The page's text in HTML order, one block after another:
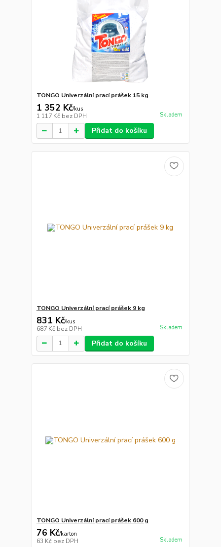
TONGO Univerzální prací prášek 15 kg
1 352 Kč/kus
1 117 Kč bez DPH Skladem
Přidat do košíku
TONGO Univerzální prací prášek 9 kg
831 Kč/kus
687 Kč bez DPH Skladem
Přidat do košíku
TONGO Univerzální prací prášek 600 g
76 Kč/karton
63 Kč bez DPH Skladem